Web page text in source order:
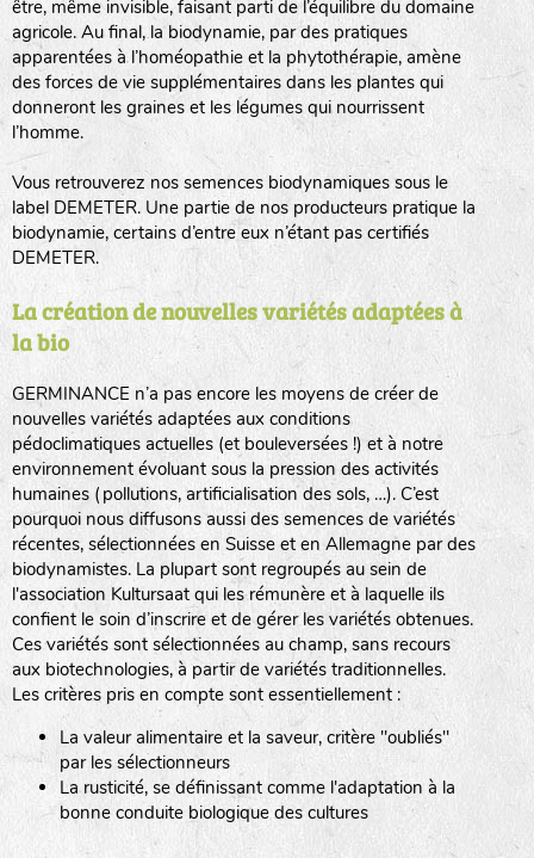
être, même invisible, faisant parti de l’équilibre du domaine
agricole. Au final, la biodynamie, par des pratiques
apparentées à l’homéopathie et la phytothérapie, amène
des forces de vie supplémentaires dans les plantes qui
donneront les graines et les légumes qui nourrissent
l’homme.
Vous retrouverez nos semences biodynamiques sous le
label DEMETER. Une partie de nos producteurs pratique la
biodynamie, certains d’entre eux n’étant pas certifiés
DEMETER.
La création de nouvelles variétés adaptées à
la bio
GERMINANCE n’a pas encore les moyens de créer de
nouvelles variétés adaptées aux conditions
pédoclimatiques actuelles (et bouleversées !) et à notre
environnement évoluant sous la pression des activités
humaines (pollutions, artificialisation des sols, …). C’est
pourquoi nous diffusons aussi des semences de variétés
récentes, sélectionnées en Suisse et en Allemagne par des
biodynamistes. La plupart sont regroupés au sein de
l'association Kultursaat qui les rémunère et à laquelle ils
confient le soin d’inscrire et de gérer les variétés obtenues.
Ces variétés sont sélectionnées au champ, sans recours
aux biotechnologies, à partir de variétés traditionnelles.
Les critères pris en compte sont essentiellement :
La valeur alimentaire et la saveur, critère "oubliés"
par les sélectionneurs
La rusticité, se définissant comme l'adaptation à la
bonne conduite biologique des cultures
BINGENHEIMER SAATGUT (BGH)
www.bingenheimersaatgut.de
DE BOLSTER (DBO)
www.bolster.nl
GRAINE DEL PAÏS (GDP)
www.grainesdelpais.com
JARDIN EN’VIE (JEV)
LA BOITE A GRAINES (LBAG)
LA RÉFÉRENCE :F BEL20BPA1A (en haut à gauche)
F : Fleurs.
Les autres catégories étant :
: Engrais vert
L: Légumes
A: Aromatiques
BEL : Code de la variété
(Ici Belle de nuit)
20 : Année de récolte(ici 2020)
BPA : Initiales du producteur ou du fournisseur de la
semence.
1 : Numéro d’ordre du lot
A : Sans calibre.
G: Gros
M: Moyen calibre
P: Petit calibre
Légumes feuilles
Légumes racines
Plantes aromatiques